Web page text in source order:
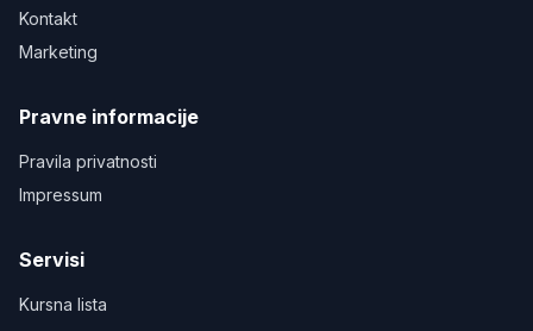
Kontakt
Marketing
Pravne informacije
Pravila privatnosti
Impressum
Servisi
Kursna lista